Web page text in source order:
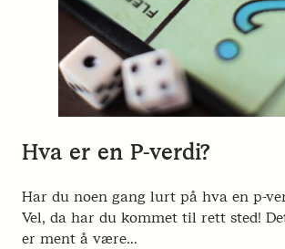
Hva er en P-verdi?
Har du noen gang lurt på hva en p-
Vel, da har du kommet til rett sted!
er ment å være…